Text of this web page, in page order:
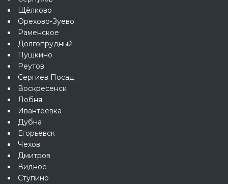
Щёлково
Орехово-Зуево
Раменское
Долгопрудный
Пушкино
Реутов
Сергиев Посад
Воскресенск
Лобня
Ивантеевка
Дубна
Егорьевск
Чехов
Дмитров
Видное
Ступино